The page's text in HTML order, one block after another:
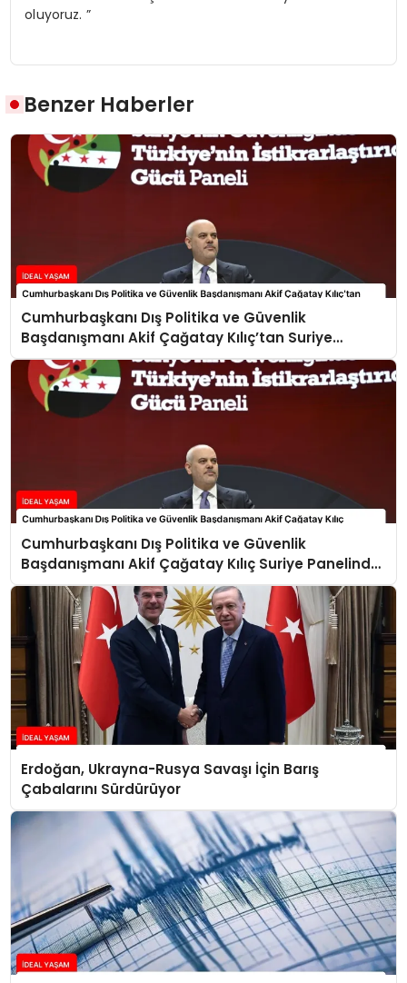
oluyoruz. ”
Benzer Haberler
Cumhurbaşkanı Dış Politika ve Güvenlik
Başdanışmanı Akif Çağatay Kılıç’tan Suriye
Panelinde Önemli Açıklamalar
Cumhurbaşkanı Dış Politika ve Güvenlik
Başdanışmanı Akif Çağatay Kılıç Suriye Panelinde
Konuştu
Erdoğan, Ukrayna-Rusya Savaşı İçin Barış
Çabalarını Sürdürüyor